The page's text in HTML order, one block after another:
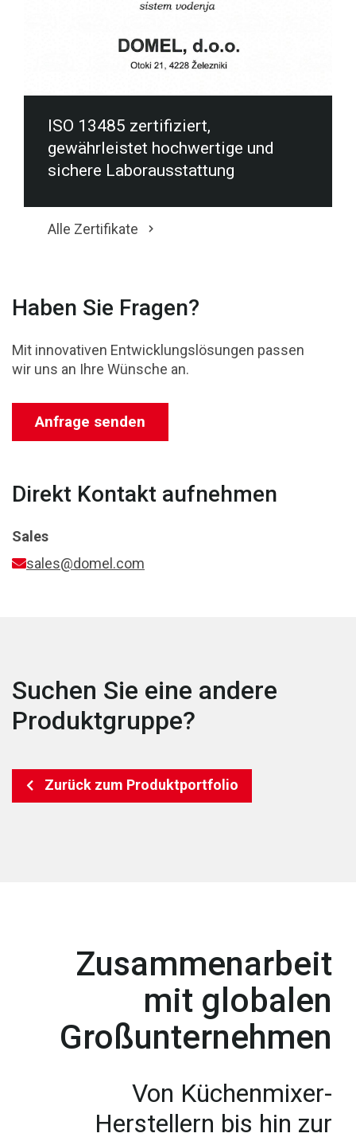
ISO 13485 zertifiziert,
gewährleistet hochwertige und
sichere Laborausstattung
Alle Zertifikate
Haben Sie Fragen?
Mit innovativen Entwicklungslösungen passen
wir uns an Ihre Wünsche an.
Anfrage senden
Direkt Kontakt aufnehmen
Sales
sales@domel.com
Suchen Sie eine andere
Produktgruppe?
Zurück zum Produktportfolio
Zusammenarbeit
mit globalen
Großunternehmen
Von Küchenmixer-
Herstellern bis hin zur